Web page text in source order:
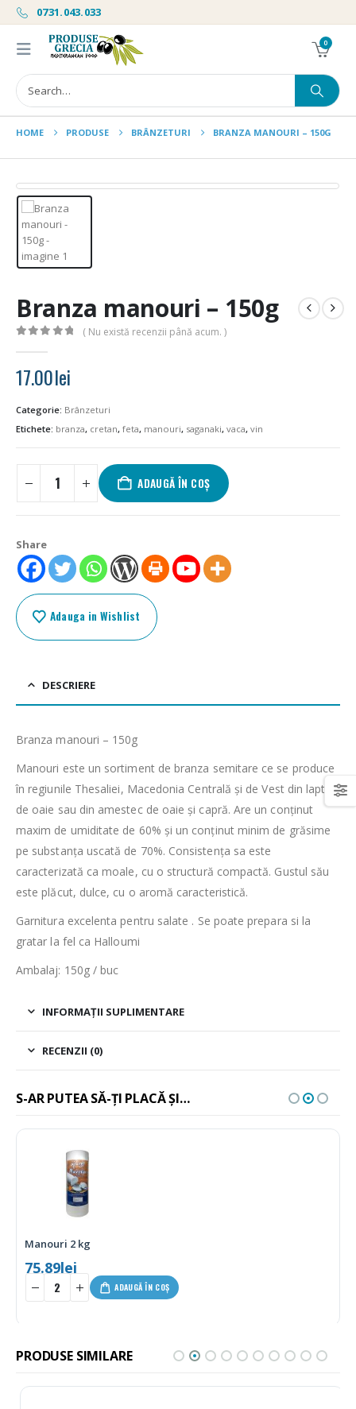
0731.043.033
0
HOME PRODUSE BRÂNZETURI BRANZA MANOURI – 150G
Branza manouri – 150g
( Nu există recenzii până acum. )
17.00lei
Categorie: Brânzeturi
Etichete: branza, cretan, feta, manouri, saganaki, vaca, vin
ADAUGĂ ÎN COȘ
Share
Adauga in Wishlist
DESCRIERE
Branza manouri – 150g
Manouri este un sortiment de branza semitare ce se produce
în regiunile Thesaliei, Macedonia Centrală și de Vest din lapte
de oaie sau din amestec de oaie și capră. Are un conținut
maxim de umiditate de 60% și un conținut minim de grăsime
pe substanța uscată de 70%. Consistența sa este
caracterizată ca moale, cu o structură compactă. Gustul său
este plăcut, dulce, cu o aromă caracteristică.
Garnitura excelenta pentru salate . Se poate prepara si la
gratar la fel ca Halloumi
Ambalaj: 150g / buc
INFORMAȚII SUPLIMENTARE
RECENZII (0)
S-AR PUTEA SĂ-ȚI PLACĂ ȘI…
Manouri 2 kg
75.89lei
ADAUGĂ ÎN COȘ
PRODUSE SIMILARE